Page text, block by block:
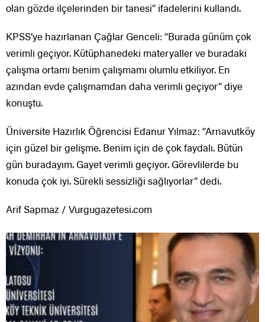
olan gözde ilçelerinden bir tanesi” ifadelerini kullandı.
KPSS’ye hazırlanan Çağlar Genceli: “Burada günüm çok
verimli geçiyor. Kütüphanedeki materyaller ve buradaki
çalışma ortamı benim çalışmamı olumlu etkiliyor. En
azından evde çalışmamdan daha verimli geçiyor” diye
konuştu.
Üniversite Hazırlık Öğrencisi Edanur Yılmaz: “Arnavutköy
için güzel bir gelişme. Benim için de çok faydalı. Bütün
gün buradayım. Gayet verimli geçiyor. Görevlilerde bu
konuda çok iyi. Sürekli sessizliği sağlıyorlar” dedi.
Arif Sapmaz / Vurgugazetesi.com